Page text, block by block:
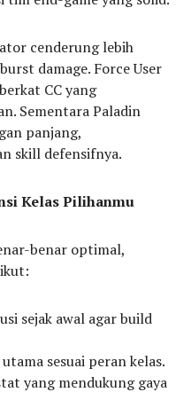
cenderung lebih
damage. Force User
CC yang
Sementara Paladin
panjang,
skill defensifnya.
Kelas Pilihanmu
benar optimal,
sejak awal agar build
sesuai peran kelas.
yang mendukung gaya